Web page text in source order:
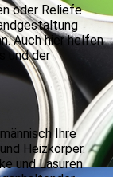
oder Reliefe
Auch hier helfen
und der
Ihre
Heizkörper.
und Lasuren